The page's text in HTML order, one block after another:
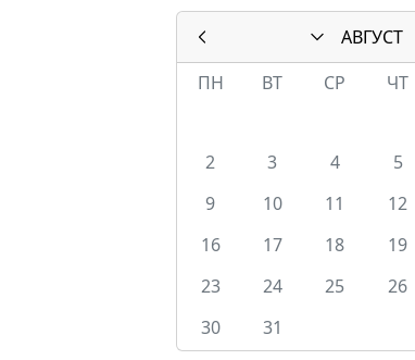
АВГУСТ
ПН
ВТ СР ЧТ
2
3 4 5
9
10 11 12
16
17 18 19
23
24 25 26
30
31